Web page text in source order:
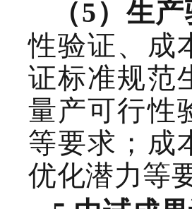
（5）生
性验证、成
证标准规范
量产可行性
等要求；成
优化潜力等